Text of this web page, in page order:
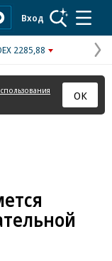
Вход
2285,88
ОК